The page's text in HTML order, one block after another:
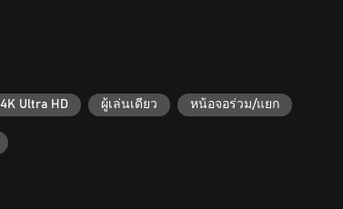
4K Ultra HD ผู้เล่นเดียว หน้อจอร่วม/แยก